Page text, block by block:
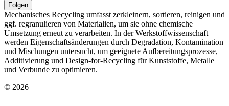
Folgen
Mechanisches Recycling umfasst zerkleinern, sortieren, reinigen und
ggf. regranulieren von Materialien, um sie ohne chemische
Umsetzung erneut zu verarbeiten. In der Werkstoffwissenschaft
werden Eigenschaftsänderungen durch Degradation, Kontamination
und Mischungen untersucht, um geeignete Aufbereitungsprozesse,
Additivierung und Design-for-Recycling für Kunststoffe, Metalle
und Verbunde zu optimieren.
© 2026